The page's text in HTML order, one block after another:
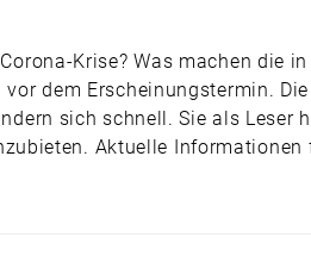
Krise? Was machen die
dem Erscheinungstermin.
sich schnell. Sie als Leser
Aktuelle Informationen